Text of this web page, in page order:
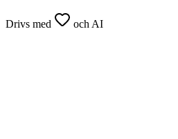
Drivs med och AI